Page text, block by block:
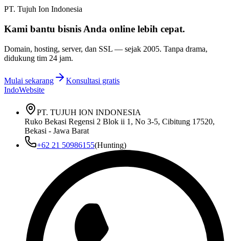
PT. Tujuh Ion Indonesia
Kami bantu bisnis Anda online lebih cepat.
Domain, hosting, server, dan SSL — sejak 2005. Tanpa drama,
didukung tim 24 jam.
Mulai sekarang
Konsultasi gratis
IndoWebsite
PT. TUJUH ION INDONESIA
Ruko Bekasi Regensi 2 Blok ii 1, No 3-5, Cibitung 17520,
Bekasi - Jawa Barat
+62 21 50986155(Hunting)